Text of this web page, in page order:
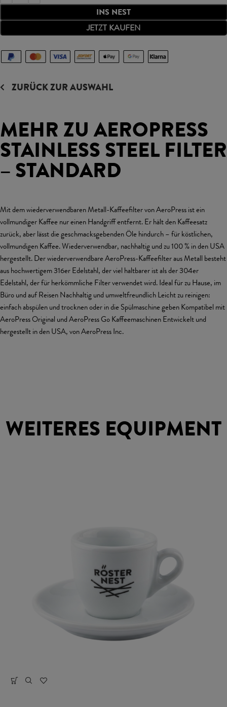
INS NEST
JETZT KAUFEN
ZURÜCK ZUR AUSWAHL
MEHR ZU AEROPRESS
STAINLESS STEEL FILTER
– STANDARD
Mit dem wiederverwendbaren Metall-Kaffeefilter von AeroPress ist ein
vollmundiger Kaffee nur einen Handgriff entfernt. Er hält den Kaffeesatz
zurück, aber lässt die geschmacksgebenden Öle hindurch – für köstlichen,
vollmundigen Kaffee. Wiederverwendbar, nachhaltig und zu 100 % in den USA
hergestellt. Der wiederverwendbare AeroPress-Kaffeefilter aus Metall besteht
aus hochwertigem 316er Edelstahl, der viel haltbarer ist als der 304er
Edelstahl, der für herkömmliche Filter verwendet wird. Ideal für zu Hause, im
Büro und auf Reisen Nachhaltig und umweltfreundlich Leicht zu reinigen:
einfach abspülen und trocknen oder in die Spülmaschine geben Kompatibel mit
AeroPress Original und AeroPress Go Kaffeemaschinen Entwickelt und
hergestellt in den USA, von AeroPress Inc.
WEITERES EQUIPMENT